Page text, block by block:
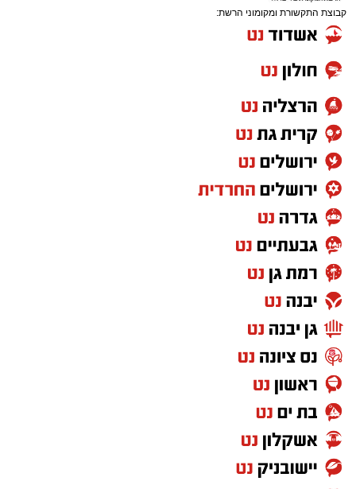
קבוצת התקשורת ומקומוני הרשת: